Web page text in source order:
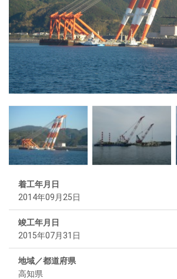
着工年月日
2014年09月25日
竣工年月日
2015年07月31日
地域／都道府県
高知県